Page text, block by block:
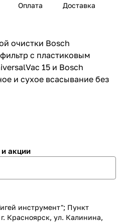
Оплата Доставка
очистки Bosch
с пластиковым
15 и Bosch
и сухое всасывание без
и акции
инструмент"; Пункт
Красноярск, ул. Калинина,
раз в 2